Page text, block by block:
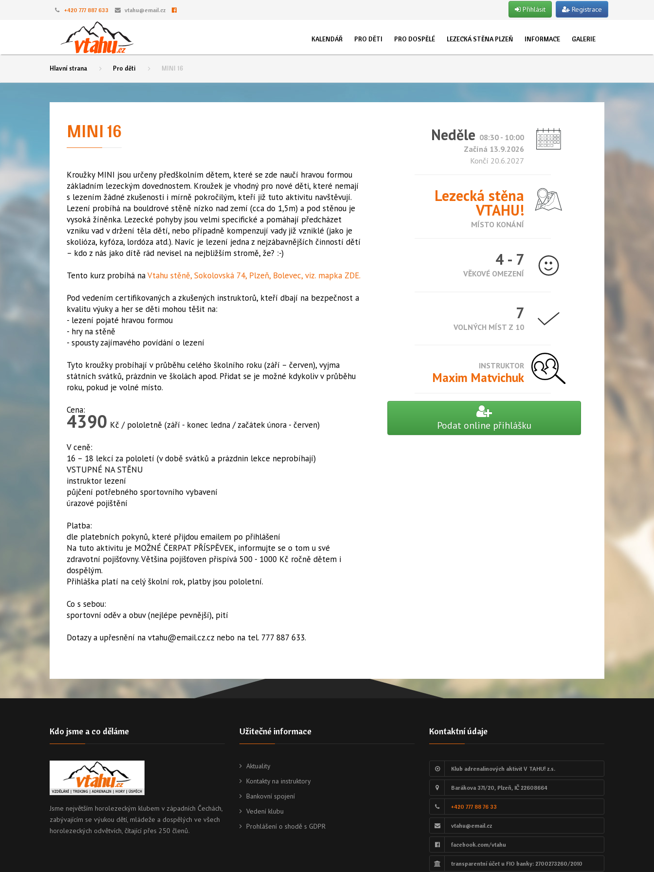
+420 777 887 633 vtahu@email.cz Přihlásit Registrace
KALENDÁŘ PRO DĚTI
LEZECKÉ KROUŽKY PRAHA
LEZECKÉ ZÁVODY
PRO DOSPĚLÉ
SOUKROMÉ LEKCE
LEZECKÁ STĚNA PLZEŇ
HOROLEZECKÉ KROUŽKY
ŠKOLKY, ŠKOLY, DĚTSKÉ SKUPINY
INFORMACE
INSTRUKTOŘI POJIŠTĚNÍ
GALERIE
Hlavní strana Pro děti MINI 16
Neděle 08:30 - 10:00
Začíná 13.9.2026
Končí 20.6.2027
Lezecká stěna
VTAHU!
MÍSTO KONÁNÍ
4 - 7
VĚKOVÉ OMEZENÍ
7
VOLNÝCH MÍST Z 10
INSTRUKTOR
Maxim Matvichuk
Podat online přihlášku
MINI 16
Kroužky MINI jsou určeny předškolním dětem, které se zde naučí hravou formou
základním lezeckým dovednostem. Kroužek je vhodný pro nové děti, které nemají
s lezením žádné zkušenosti i mírně pokročilým, kteří již tuto aktivitu navštěvují.
Lezení probíhá na bouldrové stěně nízko nad zemí (cca do 1,5m) a pod stěnou je
vysoká žíněnka. Lezecké pohyby jsou velmi specifické a pomáhají předcházet
vzniku vad v držení těla dětí, nebo případně kompenzují vady již vzniklé (jako je
skolióza, kyfóza, lordóza atd.). Navíc je lezení jedna z nejzábavnějších činností dětí
– kdo z nás jako dítě rád nevisel na nejbližším stromě, že? :-)
Tento kurz probíhá naVtahu stěně, Sokolovská 74, Plzeň, Bolevec, viz. mapka ZDE.
Pod vedením certifikovaných a zkušených instruktorů, kteří dbají na bezpečnost a
kvalitu výuky a her se děti mohou těšit na:
- lezení pojaté hravou formou
- hry na stěně
- spousty zajímavého povídání o lezení
Tyto kroužky probíhají v průběhu celého školního roku (září – červen), vyjma
státních svátků, prázdnin ve školách apod. Přidat se je možné kdykoliv v průběhu
roku, pokud je volné místo.
Cena:
4390 Kč / pololetně (září - konec ledna / začátek února - červen)
V ceně:
16 – 18 lekcí za pololetí (v době svátků a prázdnin lekce neprobíhají)
VSTUPNÉ NA STĚNU
instruktor lezení
půjčení potřebného sportovního vybavení
úrazové pojištění
Platba:
dle platebních pokynů, které přijdou emailem po přihlášení
Na tuto aktivitu je MOŽNÉ ČERPAT PŘÍSPĚVEK, informujte se o tom u své
zdravotní pojišťovny. Většina pojišťoven přispívá 500 - 1000 Kč ročně dětem i
dospělým.
​Přihláška platí na celý školní rok, platby jsou pololetní.
Co s sebou:
sportovní oděv a obuv (nejlépe pevnější), pití
Dotazy a upřesnění na vtahu@email.cz.cz nebo na tel. 777 887 633.
Kdo jsme a co děláme
Jsme největším horolezeckým klubem v západních Čechách,
zabývajícím se výukou dětí, mládeže a dospělých ve všech
horolezeckých odvětvích, čítající přes 250 členů.
Užitečné informace
Aktuality
Kontakty na instruktory
Bankovní spojení
Vedení klubu
Prohlášení o shodě s GDPR
Kontaktní údaje
Klub adrenalinových aktivit V TAHU! z.s.
Barákova 371/20, Plzeň, IČ 22608664
+420 777 88 76 33
vtahu@email.cz
facebook.com/vtahu
transparentní účet u FIO banky: 2700273260/2010